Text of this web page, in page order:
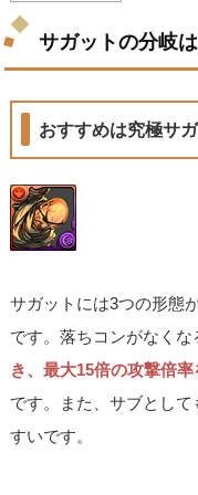
サガットの分岐
おすすめは究極サ
サガットには3つの形態
です。落ちコンがなくな
き、最大15倍の攻撃倍
です。また、サブとし
すいです。